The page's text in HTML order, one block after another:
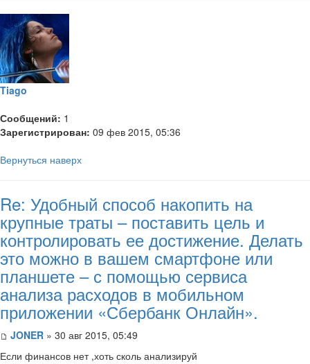
Tiago
Сообщений: 1
Зарегистрирован: 09 фев 2015, 05:36
Вернуться наверх
Re: Удобный способ накопить на
крупные траты – поставить цель и
контролировать ее достижение. Делать
это можно в вашем смартфоне или
планшете – с помощью сервиса
анализа расходов в мобильном
приложении «Сбербанк Онлайн».
JONER » 30 авг 2015, 05:49
Если финансов нет ,хоть сколь анализируй